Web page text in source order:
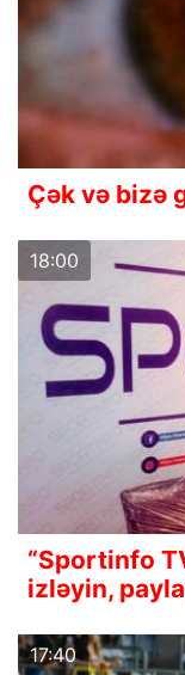
Çək və bizə
18:00
“Sportinfo
izləyin,
17:40